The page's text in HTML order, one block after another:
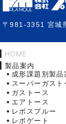
〒981-3351 宮城
HOME
製品案内
成形課題別製品
スーパーガスト
ガストース
エアトース
レボスプルー
レボゲート